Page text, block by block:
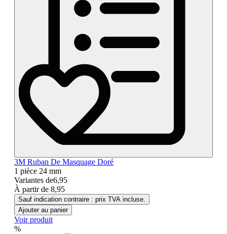
3M Ruban De Masquage Doré
1 pièce 24 mm
Variantes de6,95
À partir de 8,95
Sauf indication contraire : prix TVA incluse.
Ajouter au panier
Voir produit
%